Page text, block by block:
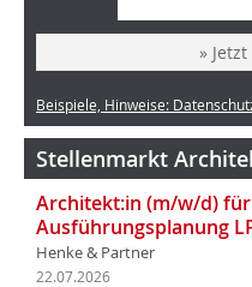
»
Beispiele, Hinweise:
Stellenmarkt
Architekt:in (m/w/d)
Ausführungsplanung
Henke & Partner
22.07.2026